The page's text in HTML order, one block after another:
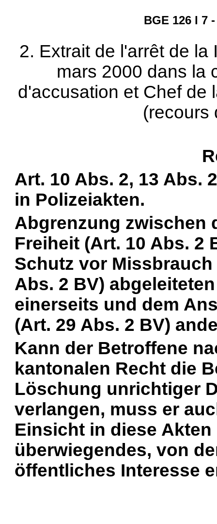
BGE 126 I 7
2. Extrait de l'arrêt de
mars 2000 dans la
d'accusation et Chef de
(recours
Art. 10 Abs. 2, 13 Abs.
in Polizeiakten.
Abgrenzung zwischen
Freiheit (Art. 10 Abs. 2
Schutz vor
Abs. 2 BV)
einerseits und dem
(Art. 29 Abs. 2 BV)
Kann der Betroffene
kantonalen Recht die
Löschung unrichtiger
verlangen, muss er
Einsicht in diese
überwiegendes, von
öffentliches Interesse